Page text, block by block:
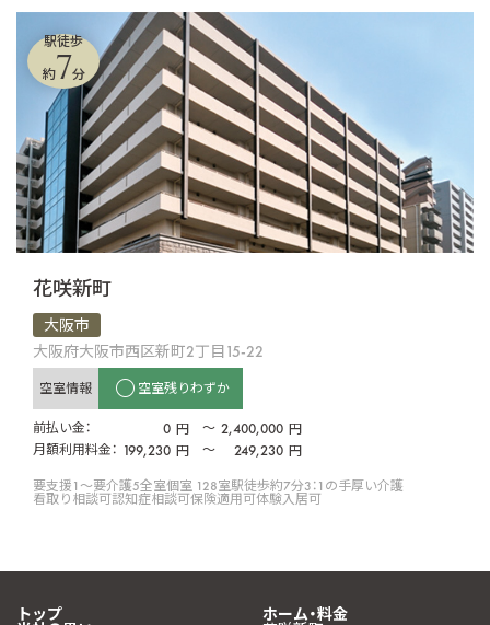
駅徒歩
約7分
花咲新町
大阪市
大阪府大阪市西区新町2丁目15-22
空室情報 空室残りわずか
前払い金： 0 円 〜 2,400,000 円
月額利用料金： 199,230 円 〜 249,230 円
要支援1〜要介護5全室個室 128室駅徒歩約7分3：1の手厚い介護
看取り相談可認知症相談可保険適用可体験入居可
トップ ホーム・料金